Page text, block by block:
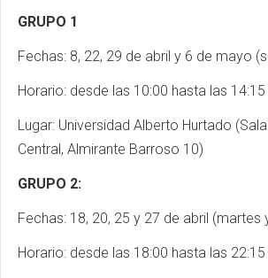
GRUPO 1
Fechas: 8, 22, 29 de abril y 6 de mayo
Horario: desde las 10:00 hasta las 14:15
Lugar: Universidad Alberto Hurtado
Central, Almirante Barroso 10)
GRUPO 2:
Fechas: 18, 20, 25 y 27 de abril (martes
Horario: desde las 18:00 hasta las 22:15